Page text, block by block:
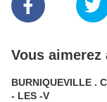
Vous aimerez
BURNIQUEVILLE . CHAPELLE . CHRIST EN BOIS . MONTIGNY
- LES -V